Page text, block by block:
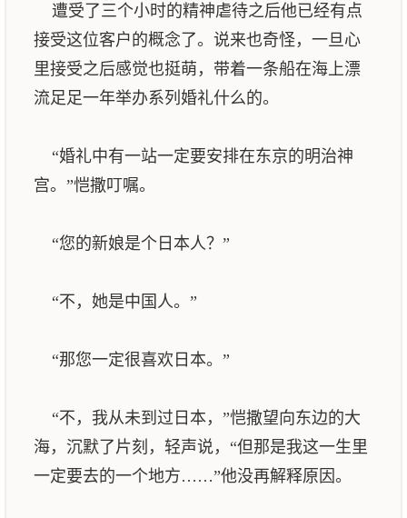
遭受了三个小时的精神虐待之后他已经有点
接受这位客户的概念了。说来也奇怪，一旦心
里接受之后感觉也挺萌，带着一条船在海上漂
流足足一年举办系列婚礼什么的。
“婚礼中有一站一定要安排在东京的明治神
宫。”恺撒叮嘱。
“您的新娘是个日本人？”
“不，她是中国人。”
“那您一定很喜欢日本。”
“不，我从未到过日本，”恺撒望向东边的大
海，沉默了片刻，轻声说，“但那是我这一生里
一定要去的一个地方……”他没再解释原因。